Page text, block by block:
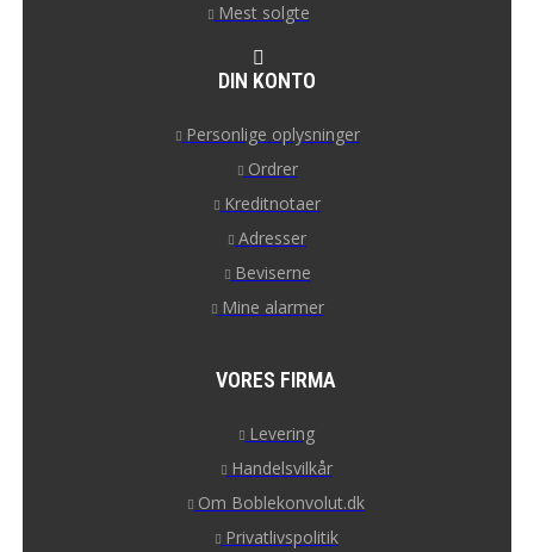
Mest solgte
DIN KONTO
Personlige oplysninger
Ordrer
Kreditnotaer
Adresser
Beviserne
Mine alarmer
VORES FIRMA
Levering
Handelsvilkår
Om Boblekonvolut.dk
Privatlivspolitik